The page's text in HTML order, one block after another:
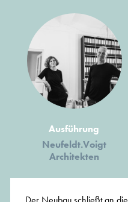
Ausführung
Neufeldt.Voigt
Architekten